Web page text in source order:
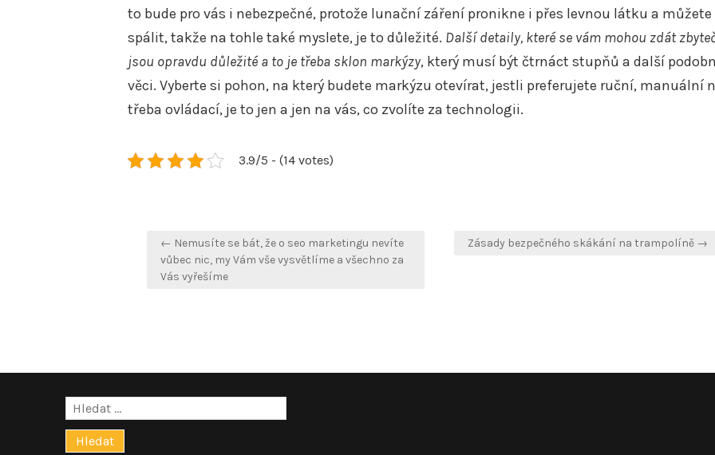
to bude pro vás i nebezpečné, protože lunační záření pronikne i přes levnou látku a můžete
spálit, takže na tohle také myslete, je to důležité. Další detaily, které se vám mohou zdát
jsou opravdu důležité a to je třeba sklon markýzy, který musí být čtrnáct stupňů a další
věci. Vyberte si pohon, na který budete markýzu otevírat, jestli preferujete ruční, manuální
třeba ovládací, je to jen a jen na vás, co zvolíte za technologii.
3.9/5 - (14 votes)
Navigace
pro
← Nemusíte se bát, že o seo marketingu nevíte
vůbec nic, my Vám vše vysvětlíme a všechno za
Vás vyřešíme
Zásady bezpečného skákání na trampolíně →
Vyhledávání